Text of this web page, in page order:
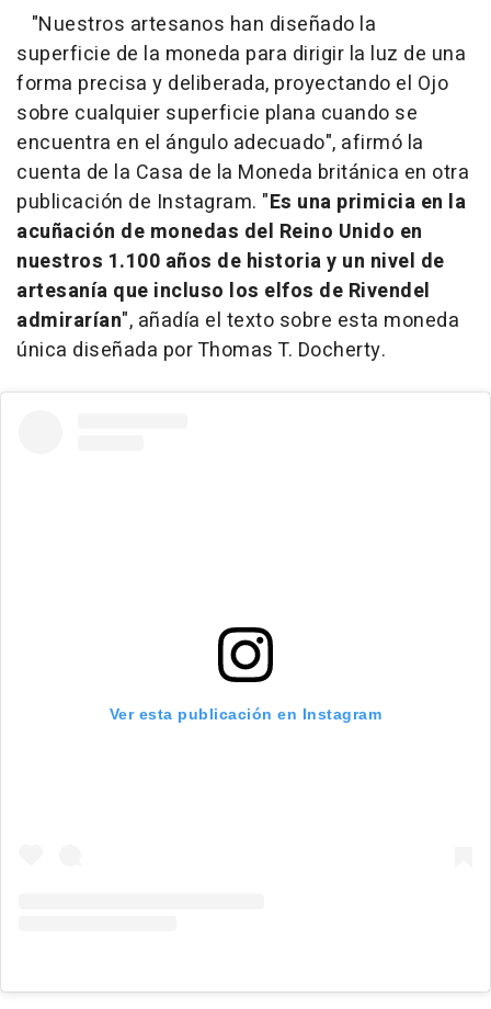
"Nuestros artesanos han diseñado la
superficie de la moneda para dirigir la luz de una
forma precisa y deliberada, proyectando el Ojo
sobre cualquier superficie plana cuando se
encuentra en el ángulo adecuado", afirmó la
cuenta de la Casa de la Moneda británica en otra
publicación de Instagram. "Es una primicia en la
acuñación de monedas del Reino Unido en
nuestros 1.100 años de historia y un nivel de
artesanía que incluso los elfos de Rivendel
admirarían", añadía el texto sobre esta moneda
única diseñada por Thomas T. Docherty.
Ver esta publicación en Instagram